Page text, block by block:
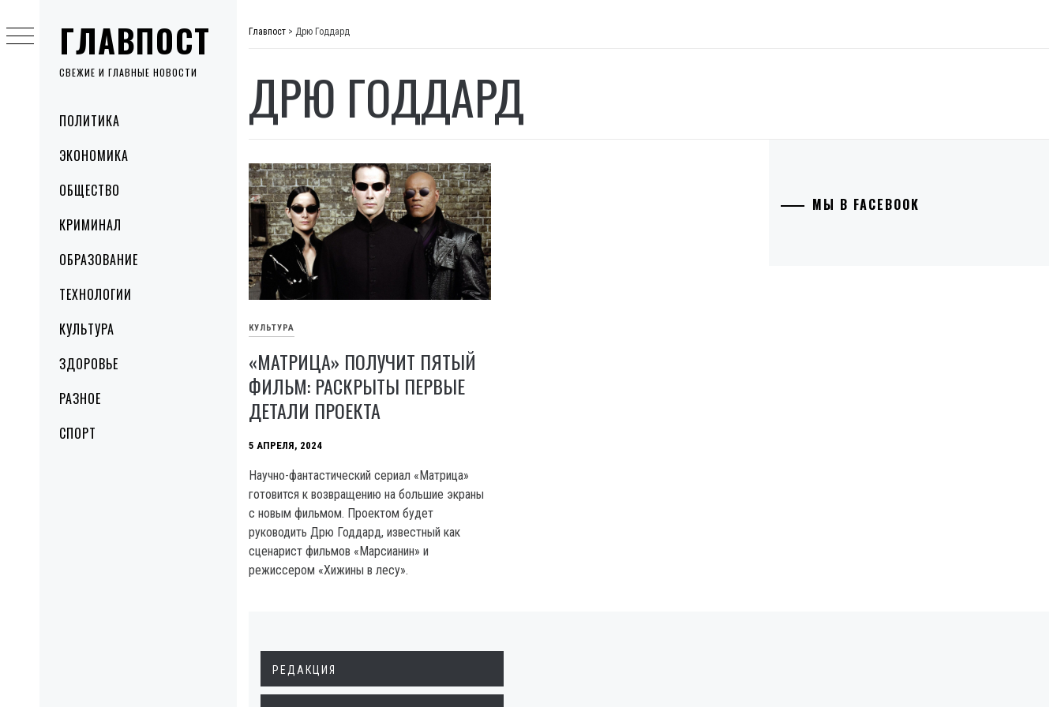
ГЛАВПОСТ
СВЕЖИЕ И ГЛАВНЫЕ НОВОСТИ
MenuПОЛИТИКА
ЭКОНОМИКА
ОБЩЕСТВО
КРИМИНАЛ
ОБРАЗОВАНИЕ
ТЕХНОЛОГИИ
КУЛЬТУРА
ЗДОРОВЬЕ
РАЗНОЕ
СПОРТ
to
content
Главпост > Дрю Годдард
ДРЮ ГОДДАРД
КУЛЬТУРА
«МАТРИЦА» ПОЛУЧИТ ПЯТЫЙ
ФИЛЬМ: РАСКРЫТЫ ПЕРВЫЕ
ДЕТАЛИ ПРОЕКТА
5 АПРЕЛЯ, 2024
Научно-фантастический сериал «Матрица»
готовится к возвращению на большие экраны
с новым фильмом. Проектом будет
руководить Дрю Годдард, известный как
сценарист фильмов «Марсианин» и
режиссером «Хижины в лесу».
МЫ В FACEBOOK
РЕДАКЦИЯ